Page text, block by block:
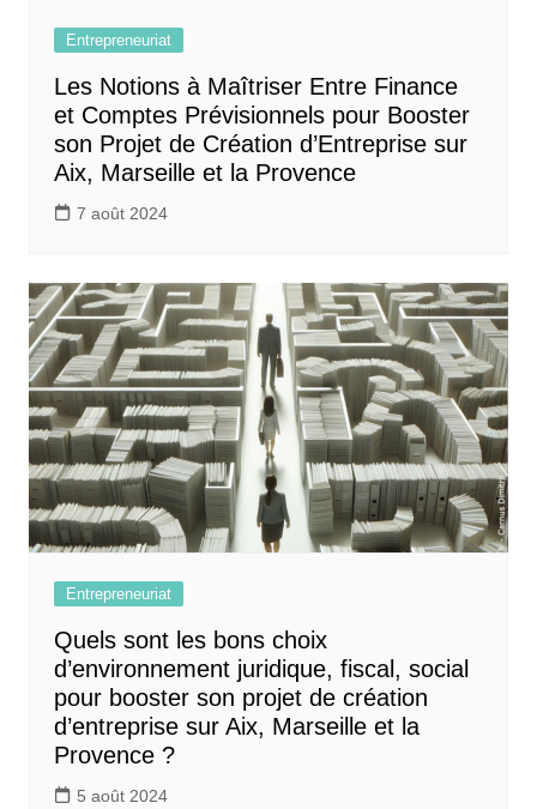
Entrepreneuriat
Les Notions à Maîtriser Entre Finance
et Comptes Prévisionnels pour Booster
son Projet de Création d’Entreprise sur
Aix, Marseille et la Provence
7 août 2024
Entrepreneuriat
Quels sont les bons choix
d’environnement juridique, fiscal, social
pour booster son projet de création
d’entreprise sur Aix, Marseille et la
Provence ?
5 août 2024